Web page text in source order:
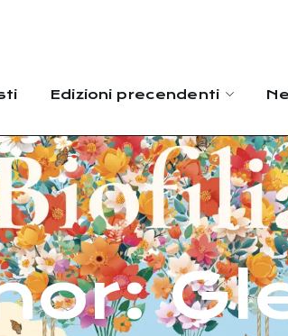
Edizioni precendenti